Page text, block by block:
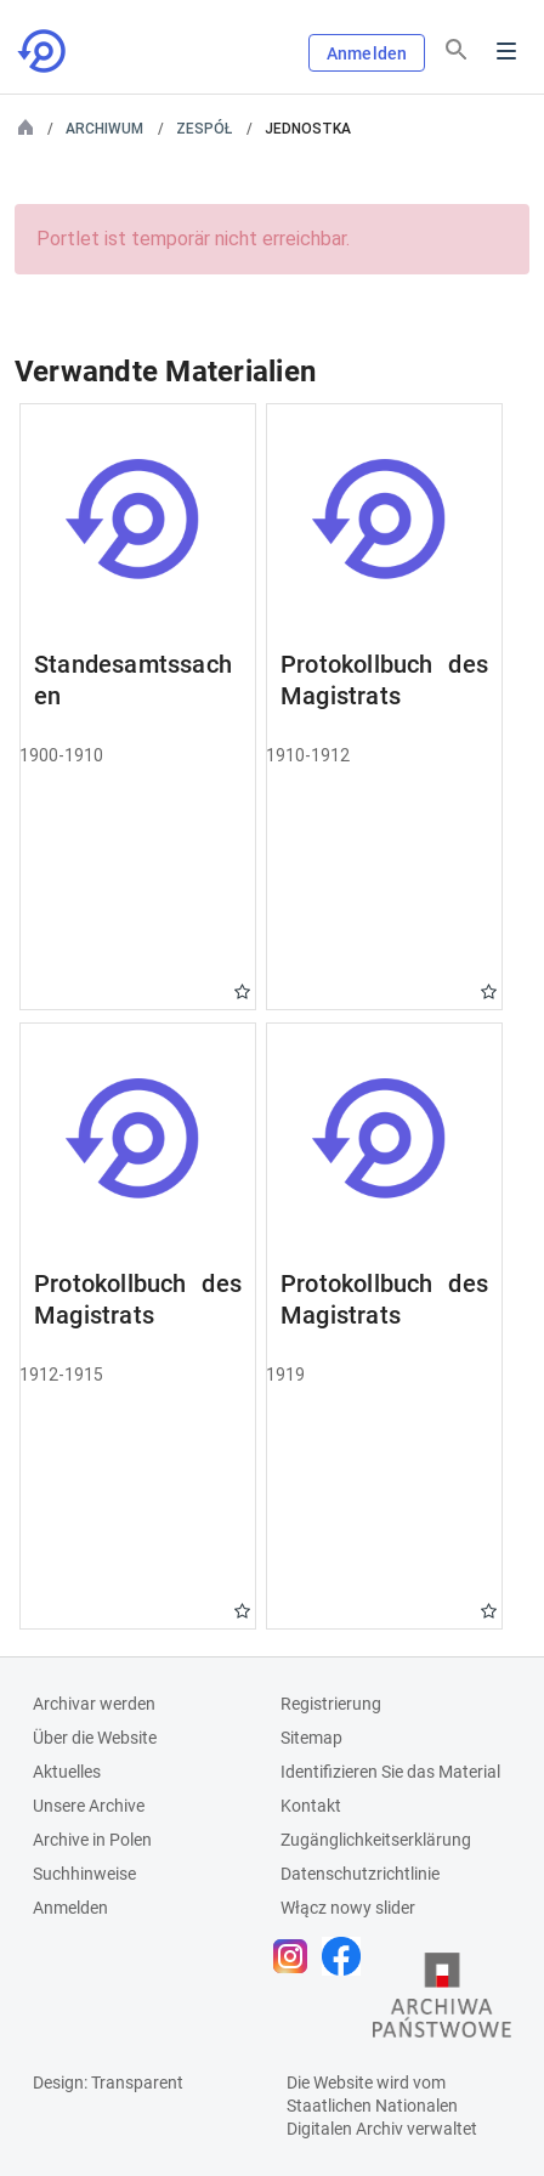
Anmelden
ARCHIWUM ZESPÓŁ JEDNOSTKA
Portlet ist temporär nicht erreichbar.
Verwandte Materialien
Standesamtssach
en
1900-1910
Protokollbuch des
Magistrats
1910-1912
Protokollbuch des
Magistrats
1912-1915
Protokollbuch des
Magistrats
1919
Archivar werden
Über die Website
Aktuelles
Unsere Archive
Archive in Polen
Suchhinweise
Anmelden
Registrierung
Sitemap
Identifizieren Sie das Material
Kontakt
Zugänglichkeitserklärung
Datenschutzrichtlinie
Włącz nowy slider
Design: Transparent
Die Website wird vom
Staatlichen Nationalen
Digitalen Archivverwaltet